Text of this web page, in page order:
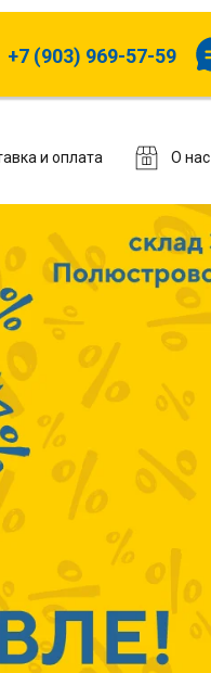
+7 (903) 969-57-59
О нас
и оплата